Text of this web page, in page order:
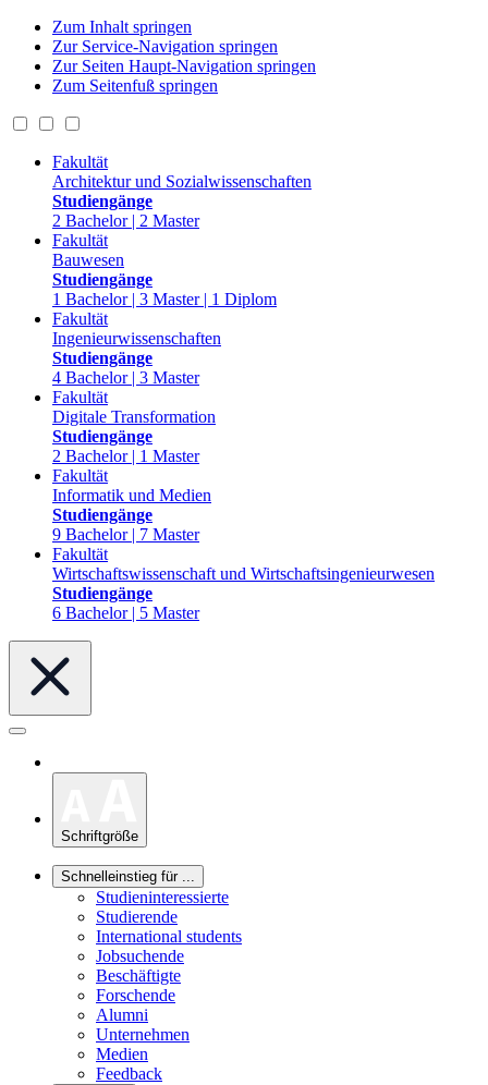
Zum Inhalt springen
Zur Service-Navigation springen
Zur Seiten Haupt-Navigation springen
Zum Seitenfuß springen
Fakultät
Architektur und Sozialwissenschaften
Studiengänge
2 Bachelor | 2 Master
Fakultät
Bauwesen
Studiengänge
1 Bachelor | 3 Master | 1 Diplom
Fakultät
Ingenieurwissenschaften
Studiengänge
4 Bachelor | 3 Master
Fakultät
Digitale Transformation
Studiengänge
2 Bachelor | 1 Master
Fakultät
Informatik und Medien
Studiengänge
9 Bachelor | 7 Master
Fakultät
Wirtschaftswissenschaft und Wirtschaftsingenieurwesen
Studiengänge
6 Bachelor | 5 Master
Schriftgröße
Schnelleinstieg für ...
Studieninteressierte
Studierende
International students
Jobsuchende
Beschäftigte
Forschende
Alumni
Unternehmen
Medien
Feedback